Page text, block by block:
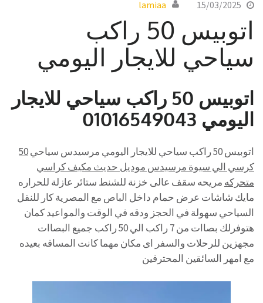
15/03/2025
lamiaa
اتوبيس 50 راكب
سياحي للايجار اليومي
اتوبيس 50 راكب سياحي للايجار
اليومي 01016549043
اتوبيس 50 راكب سياحي للايجار اليومي مرسيدس سياحي
50
كرسي الي سيوة مرسيدس موديل حديث مكيف كراسي
متحركه مريحه سقف عالى خزنة للشنط ستائر عازلة للحراره
مايك شاشات عرض حمام داخل الباص مع المصرية كار للنقل
السياحي سهولة في الحجز ودقه في الوقت والمواعيد كمان
هتوفرلك بصاات من 7 راكب الي 50 راكب جميع البصاات
مجهزين للرحلات والسفر اى مكان مهما كانت المسافه بعيده
مع امهر السائقين المحترفين